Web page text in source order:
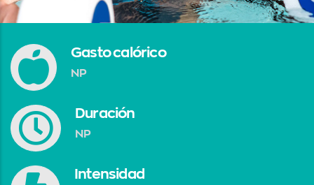
Gasto calórico
NP
Duración
NP
Intensidad